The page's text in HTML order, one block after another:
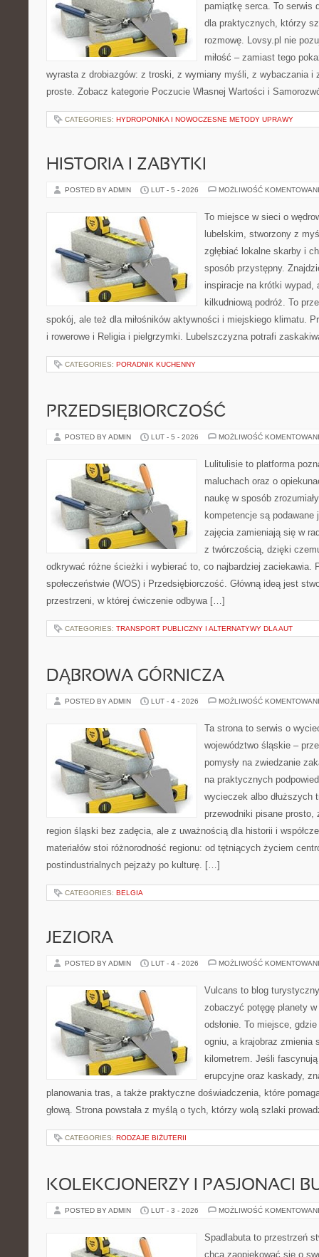
pamiątkę serca. To serwis
dla praktycznych, którzy
rozmowę. Lovsy.pl nie
miłość – zamiast tego
wyrasta z drobiazgów: z troski, z wymiany myśli, z wybaczania i
proste. Zobacz kategorie Poczucie Własnej Wartości i
CATEGORIES: HYDROPONIKA I NOWOCZESNE METODY UPRAWY
HISTORIA I ZABYTKI
POSTED BY ADMIN LUT - 5 - 2026 MOŻLIWOŚĆ
To miejsce w sieci o
lubelskim, stworzony z
zgłębiać lokalne skarby i
sposób przystępny.
inspiracje na krótki wypad,
kilkudniową podróż. To
spokój, ale też dla miłośników aktywności i miejskiego klimatu.
i rowerowe i Religia i pielgrzymki. Lubelszczyzna potrafi
CATEGORIES: PORADNIK KUCHENNY
PRZEDSIĘBIORCZOŚĆ
POSTED BY ADMIN LUT - 5 - 2026 MOŻLIWOŚĆ
Lulitulisie to platforma
maluchach oraz o
naukę w sposób
kompetencje są
zajęcia zamieniają się w
z twórczością, dzięki
odkrywać różne ścieżki i wybierać to, co najbardziej zaciekawia.
społeczeństwie (WOS) i Przedsiębiorczość. Główną ideą jest
przestrzeni, w której ćwiczenie odbywa […]
CATEGORIES: TRANSPORT PUBLICZNY I ALTERNATYWY DLA AUT
DĄBROWA GÓRNICZA
POSTED BY ADMIN LUT - 4 - 2026 MOŻLIWOŚĆ
Ta strona to serwis o
województwo śląskie –
pomysły na zwiedzanie
na praktycznych
wycieczek albo dłuższych
przewodniki pisane
region śląski bez zadęcia, ale z uważnością dla historii i
materiałów stoi różnorodność regionu: od tętniących życiem
postindustrialnych pejzaży po kulturę. […]
CATEGORIES: BELGIA
JEZIORA
POSTED BY ADMIN LUT - 4 - 2026 MOŻLIWOŚĆ
Vulcans to blog
zobaczyć potęgę planety
odsłonie. To miejsce,
ogniu, a krajobraz zmienia
kilometrem. Jeśli
erupcyjne oraz kaskady,
planowania tras, a także praktyczne doświadczenia, które
głową. Strona powstała z myślą o tych, którzy wolą szlaki
CATEGORIES: RODZAJE BIŻUTERII
KOLEKCJONERZY I PASJONACI
POSTED BY ADMIN LUT - 3 - 2026 MOŻLIWOŚĆ
Spadlabuta to przestrzeń
chcą zaopiekować się o